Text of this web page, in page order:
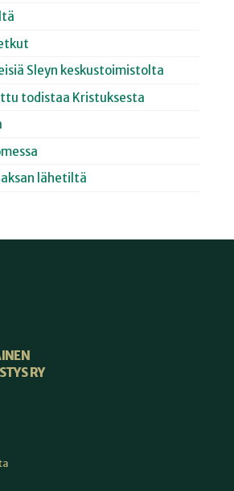
Sleyn keskustoimistolta
todistaa Kristuksesta
lähetiltä
RY